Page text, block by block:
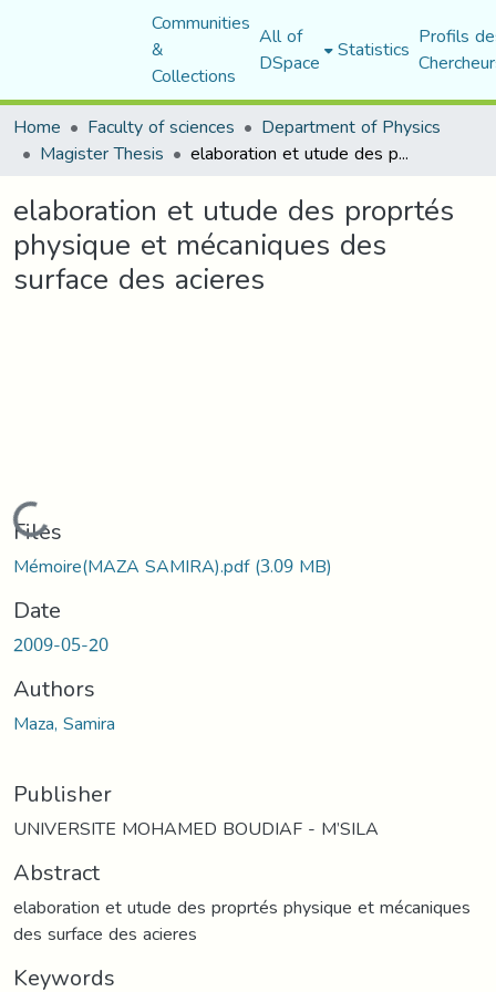
Communities
&
Collections
All of
DSpace Statistics Profils
Home
Faculty of sciences Department of Physics
Magister Thesis elaboration et utude des proprtés physique et mécaniques des surface des acieres
elaboration et utude des proprtés
physique et mécaniques des
surface des acieres
Loading...
Files
Mémoire(MAZA SAMIRA).pdf(3.09 MB)
Date
2009-05-20
Authors
Maza, Samira
Publisher
UNIVERSITE MOHAMED BOUDIAF - M’SILA
Abstract
elaboration et utude des proprtés physique et mécaniques
des surface des acieres
Keywords